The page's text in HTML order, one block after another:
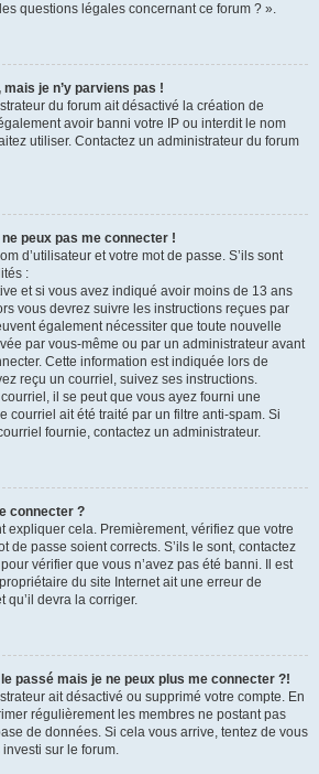
questions légales concernant ce forum ? ».
je n’y parviens pas !
du forum ait désactivé la création de
avoir banni votre IP ou interdit le nom
utiliser. Contactez un administrateur du forum
peux pas me connecter !
d’utilisateur et votre mot de passe. S’ils sont
:
et si vous avez indiqué avoir moins de 13 ans
vous devrez suivre les instructions reçues par
également nécessiter que toute nouvelle
par vous-même ou par un administrateur avant
Cette information est indiquée lors de
reçu un courriel, suivez ses instructions.
il se peut que vous ayez fourni une
courriel ait été traité par un filtre anti-spam. Si
fournie, contactez un administrateur.
connecter ?
expliquer cela. Premièrement, vérifiez que votre
de passe soient corrects. S’ils le sont, contactez
vérifier que vous n’avez pas été banni. Il est
du site Internet ait une erreur de
qu’il devra la corriger.
passé mais je ne peux plus me connecter ?!
ait désactivé ou supprimé votre compte. En
régulièrement les membres ne postant pas
de données. Si cela vous arrive, tentez de vous
sur le forum.